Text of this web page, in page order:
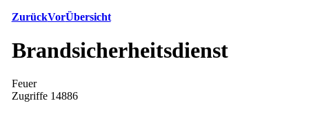
ZurückVorÜbersicht
Brandsicherheitsdienst
Feuer
Zugriffe 14886